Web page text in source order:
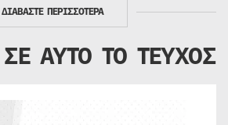
ΔΙΑΒΑΣΤΕ ΠΕΡΙΣΣΟΤΕΡΑ
ΣΕ ΑΥΤΟ ΤΟ ΤΕΥΧΟΣ